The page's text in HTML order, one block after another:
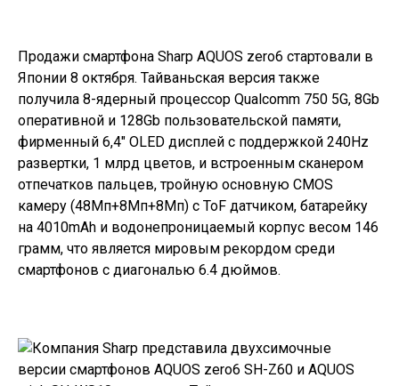
Продажи смартфона Sharp AQUOS zero6 стартовали в
Японии 8 октября. Тайваньская версия также
получила 8-ядерный процессор Qualcomm 750 5G, 8Gb
оперативной и 128Gb пользовательской памяти,
фирменный 6,4″ OLED дисплей с поддержкой 240Hz
развертки, 1 млрд цветов, и встроенным сканером
отпечатков пальцев, тройную основную CMOS
камеру (48Мп+8Мп+8Мп) с ToF датчиком, батарейку
на 4010mAh и водонепроницаемый корпус весом 146
грамм, что является мировым рекордом среди
смартфонов с диагональю 6.4 дюймов.